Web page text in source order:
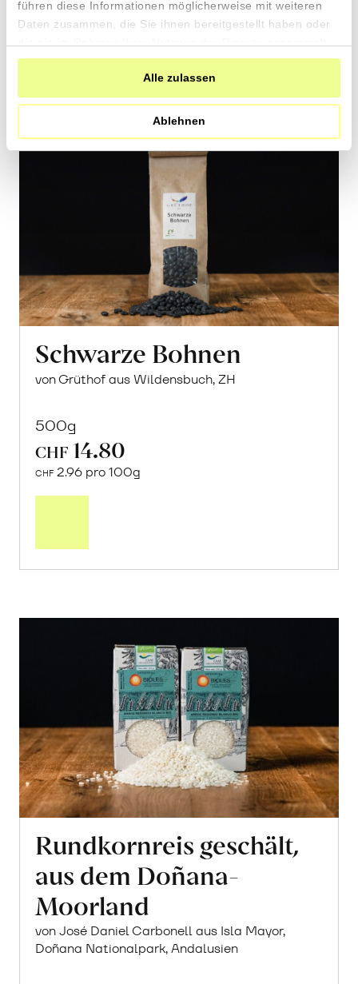
führen diese Informationen möglicherweise mit weiteren
Daten zusammen, die Sie ihnen bereitgestellt haben oder
haben.
Alle zulassen
Ablehnen
den
Warenkorb
Schwarze Bohnen
von Grüthof aus Wildensbuch, ZH
500g
CHF 14.80
CHF 2.96 pro 100g
Rundkornreis geschält,
aus dem Doñana-
Moorland
von José Daniel Carbonell aus Isla Mayor,
Doñana Nationalpark, Andalusien